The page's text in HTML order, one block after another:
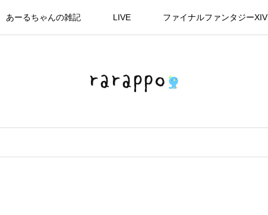
あーるちゃんの雑記 LIVE ファイナルファンタジーXIV